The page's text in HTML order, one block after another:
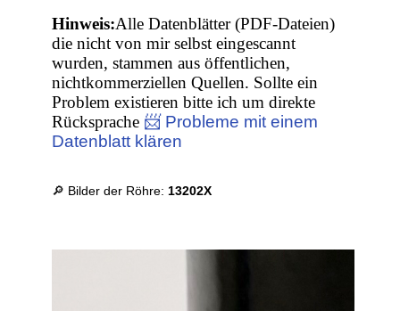
Hinweis:Alle Datenblätter (PDF-Dateien)
die nicht von mir selbst eingescannt
wurden, stammen aus öffentlichen,
nichtkommerziellen Quellen. Sollte ein
Problem existieren bitte ich um direkte
Rücksprache 📨 Probleme mit einem
Datenblatt klären
🔎 Bilder der Röhre: 13202X